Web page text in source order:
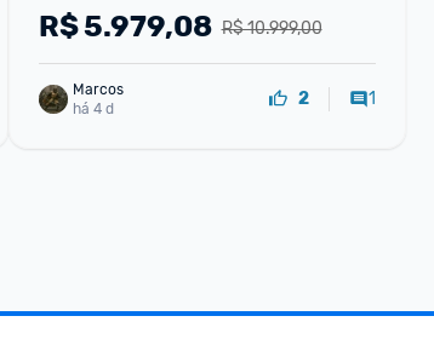
SSD Linux 16" LCD LED FHD 144Hz
nível IPS - RP213
R$ 10.999,00
R$5.979,08
Marcos
há 4 d
2 1